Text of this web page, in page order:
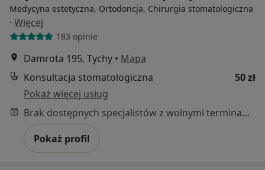
Medycyna estetyczna, Ortodoncja, Chirurgia stomatologiczna
· Więcej
183 opinie
Damrota 195, Tychy • Mapa
Konsultacja stomatologiczna
50 zł
Pokaż więcej usług
Brak dostępnych specjalistów z wolnymi terminami w tym centrum medycznym.
Pokaż profil